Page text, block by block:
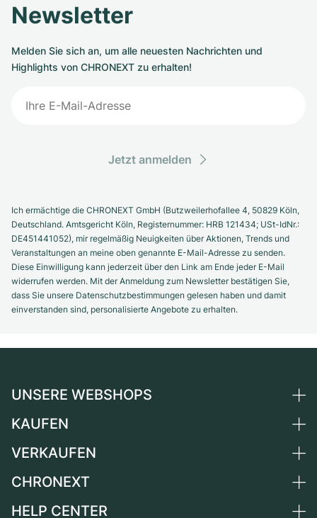
Newsletter
Melden Sie sich an, um alle neuesten Nachrichten und
Highlights von CHRONEXT zu erhalten!
Jetzt anmelden
Ich ermächtige die CHRONEXT GmbH (Butzweilerhofallee 4, 50829 Köln,
Deutschland. Amtsgericht Köln, Registernummer: HRB 121434; USt-IdNr.:
DE451441052), mir regelmäßig Neuigkeiten über Aktionen, Trends und
Veranstaltungen an meine oben genannte E-Mail-Adresse zu senden.
Diese Einwilligung kann jederzeit über den Link am Ende jeder E-Mail
widerrufen werden. Mit der Anmeldung zum Newsletter bestätigen Sie,
dass Sie unsere Datenschutzbestimmungen gelesen haben und damit
einverstanden sind, personalisierte Angebote zu erhalten.
UNSERE WEBSHOPS
Deutschland
Schweiz
Frankreich
KAUFEN
Alle Luxusuhren
VERKAUFEN
Uhr verkaufen
CHRONEXT
Über uns
HELP CENTER